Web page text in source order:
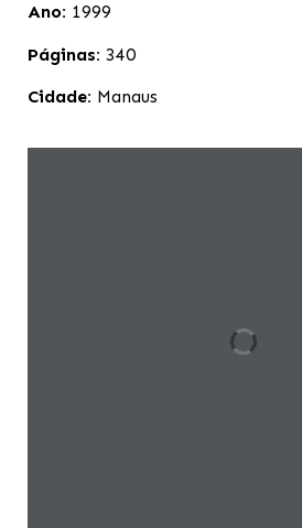
Ano: 1999
Páginas: 340
Cidade: Manaus